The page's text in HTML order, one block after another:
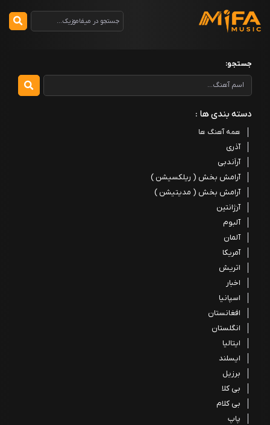
جستجو:
دسته بندی ها :
همه آهنگ ها
آذری
آراَندبی
آرامش بخش ( ریلکسیشن )
آرامش بخش ( مدیتیشن )
آرژانتین
آلبوم
آلمان
آمریکا
اتریش
اخبار
اسپانیا
افغانستان
انگلستان
ایتالیا
ایسلند
برزیل
بی کلا
بی کلام
پاپ